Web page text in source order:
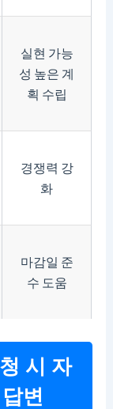
실현 가능
성 높은 계
획 수립
경쟁력 강
화
마감일 준
수 도움
시 자
변